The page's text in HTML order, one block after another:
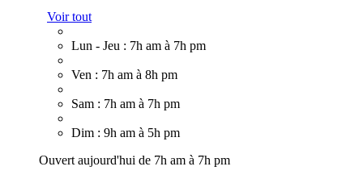
Voir tout
Lun - Jeu : 7h am à 7h pm
Ven : 7h am à 8h pm
Sam : 7h am à 7h pm
Dim : 9h am à 5h pm
Ouvert aujourd'hui de 7h am à 7h pm